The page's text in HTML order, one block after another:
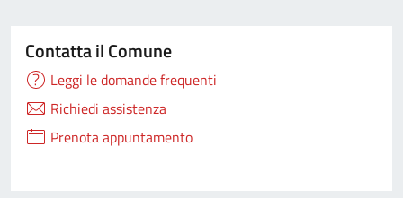
Contatta il Comune
Leggi le domande frequenti
Richiedi assistenza
Prenota appuntamento